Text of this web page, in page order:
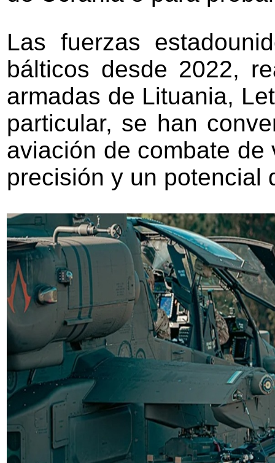
Las fuerzas
bálticos desde 2022,
armadas de Lituania,
particular, se han
aviación de combate
precisión y un potencial